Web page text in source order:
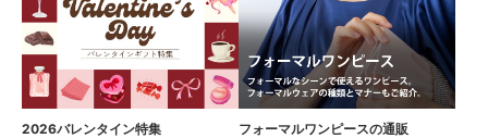
2026バレンタイン特集 フォーマルワンピースの通販